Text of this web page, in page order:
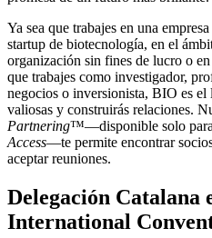
Ya sea que trabajes en una
startup de biotecnología, en el
organización sin fines de lucro o
que trabajes como investigador,
negocios o inversionista, BIO es el
valiosas y construirás relaciones.
Partnering™—disponible solo para
Access—te permite encontrar
aceptar reuniones.
Delegación Catalana
International